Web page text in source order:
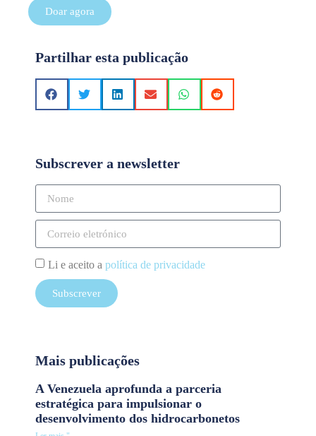
Doar agora
Partilhar esta publicação
Subscrever a newsletter
Li e aceito a política de privacidade
Subscrever
Mais publicações
A Venezuela aprofunda a parceria
estratégica para impulsionar o
desenvolvimento dos hidrocarbonetos